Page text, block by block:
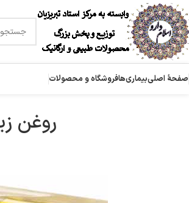
صفحۀ اصلیبیماری‌هافروشگاه و محصولات
روغن